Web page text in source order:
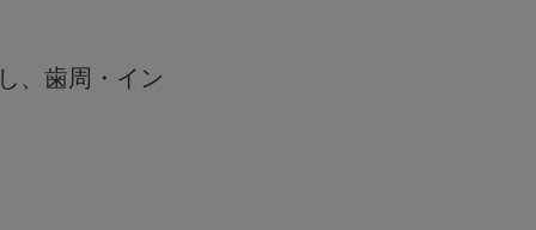
、歯周・イン